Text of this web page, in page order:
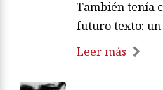
También tenía
futuro texto:
Leer más